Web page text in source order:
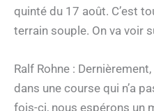
quinté du 17 août. C’est
terrain souple. On va voir
Ralf Rohne : Dernièrement,
dans une course qui n’a
fois-ci, nous espérons un